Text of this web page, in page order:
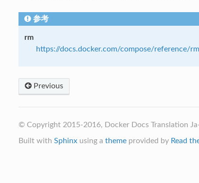
参考
rm
https://docs.docker.com/compose/reference/
Previous
© Copyright 2015-2016, Docker Docs Translation
Built with Sphinxusing a themeprovided by Read